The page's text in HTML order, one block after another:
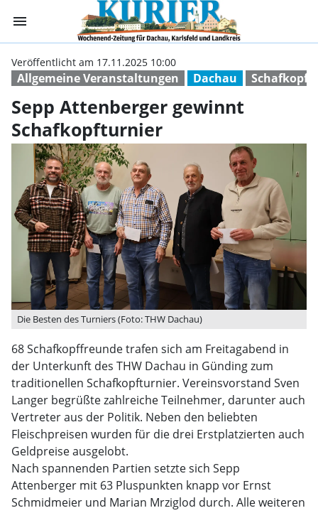
menu Sepp
Allgemeine Veranstaltungen Dachau
Veröffentlicht am 17.11.2025 10:00
Sepp Attenberger gewinnt
Schafkopfturnier
Die Besten des Turniers (Foto: THW Dachau)
68 Schafkopffreunde trafen sich am Freitagabend in
der Unterkunft des THW Dachau in Günding zum
traditionellen Schafkopfturnier. Vereinsvorstand Sven
Langer begrüßte zahlreiche Teilnehmer, darunter auch
Vertreter aus der Politik. Neben den beliebten
Fleischpreisen wurden für die drei Erstplatzierten auch
Geldpreise ausgelobt.
Nach spannenden Partien setzte sich Sepp
Attenberger mit 63 Pluspunkten knapp vor Ernst
Schmidmeier und Marian Mrziglod durch. Alle weiteren